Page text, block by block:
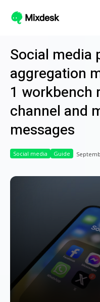
Social media
aggregation
1 workbench
channel and
messages
Social media Guide